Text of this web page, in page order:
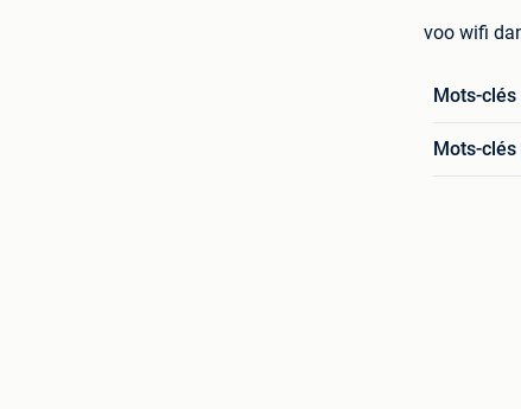
voo wifi
Mots-
Mots-